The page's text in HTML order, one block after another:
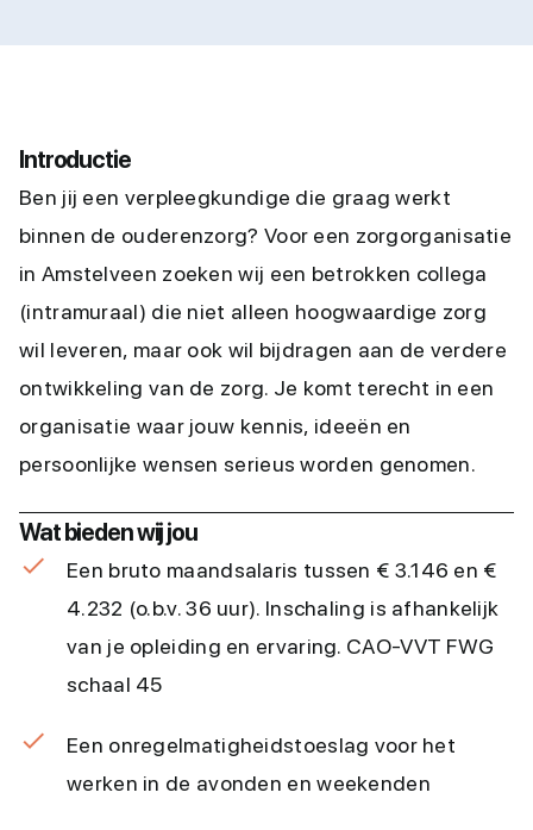
Introductie
Ben jij een verpleegkundige die graag werkt
binnen de ouderenzorg? Voor een zorgorganisatie
in Amstelveen zoeken wij een betrokken collega
(intramuraal) die niet alleen hoogwaardige zorg
wil leveren, maar ook wil bijdragen aan de verdere
ontwikkeling van de zorg. Je komt terecht in een
organisatie waar jouw kennis, ideeën en
persoonlijke wensen serieus worden genomen.
Wat bieden wij jou
Een bruto maandsalaris tussen € 3.146 en €
4.232 (o.b.v. 36 uur). Inschaling is afhankelijk
van je opleiding en ervaring. CAO-VVT FWG
schaal 45
Een onregelmatigheidstoeslag voor het
werken in de avonden en weekenden